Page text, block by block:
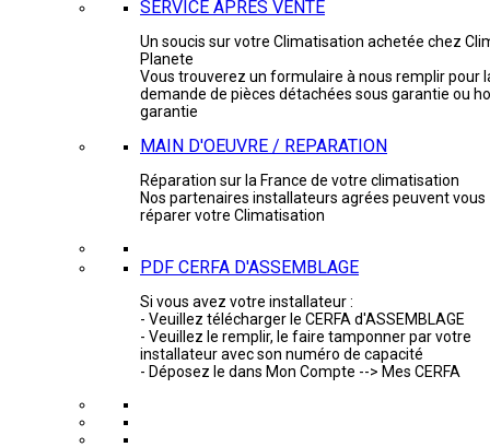
SERVICE APRES VENTE
Un soucis sur votre Climatisation achetée chez
Planete
Vous trouverez un formulaire à nous remplir pour
demande de pièces détachées sous garantie ou
garantie
MAIN D'OEUVRE / REPARATION
Réparation sur la France de votre climatisation
Nos partenaires installateurs agrées peuvent vous
réparer votre Climatisation
PDF CERFA D'ASSEMBLAGE
Si vous avez votre installateur :
- Veuillez télécharger le CERFA d'ASSEMBLAGE
- Veuillez le remplir, le faire tamponner par votre
installateur avec son numéro de capacité
- Déposez le dans Mon Compte --> Mes CERFA